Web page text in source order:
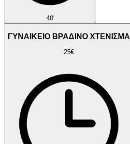
40'
ΓΥΝΑΙΚΕΙΟ ΒΡΑΔΙΝΟ ΧΤΕΝΙΣΜΑ
25€